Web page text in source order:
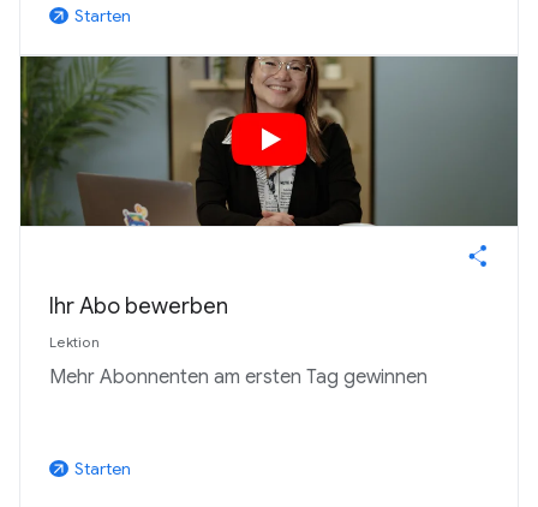
arrow_outward Starten
Ihr Abo bewerben
Lektion
Mehr Abonnenten am ersten Tag gewinnen
arrow_outward Starten